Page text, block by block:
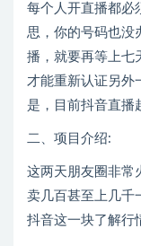
每个人开直播都必
思，你的号码也没
播，就要再等上七
才能重新认证另外
是，目前抖音直播
二、项目介绍:
这两天朋友圈非常
卖几百甚至上几千
抖音这一块了解行